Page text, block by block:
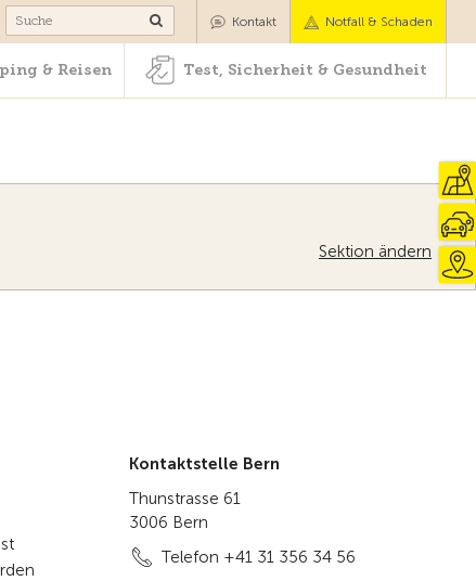
& Reisen Test, Sicherheit & Gesundheit
Kontakt Notfall & Schaden
& Reisen Test, Sicherheit & Gesundheit
Sektion ändern
Kontaktstelle Bern
Thunstrasse 61
3006 Bern
Telefon +41 31 356 34 56